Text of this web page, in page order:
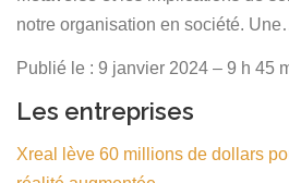
notre organisation en société.
Publié le : 9 janvier 2024 – 9 h 45
Les entreprises
Xreal lève 60 millions de dollars